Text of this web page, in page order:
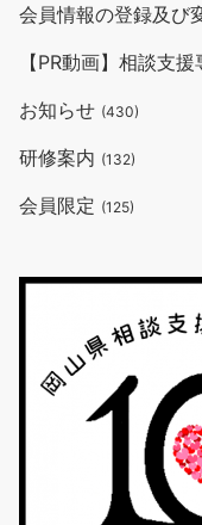
会員情報の登録及び
【PR動画】相談支
お知らせ (430)
研修案内 (132)
会員限定 (125)